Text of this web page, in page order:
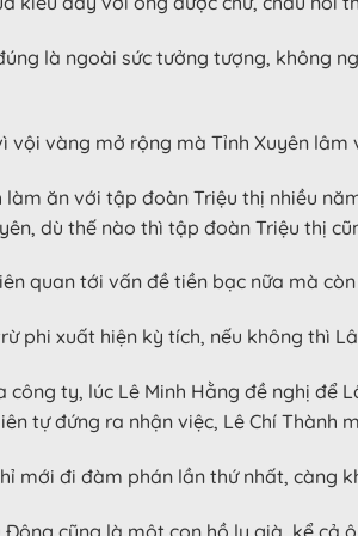
là ngoài sức tưởng tượng, không
vội vàng mở rộng mà Tỉnh Xuyên
làm ăn với tập đoàn Triệu thị nhiều
dù thế nào thì tập đoàn Triệu thị
quan tới vấn đề tiền bạc nữa mà
phi xuất hiện kỳ tích, nếu không thì
công ty, lúc Lê Minh Hằng đề nghị
tự đứng ra nhận việc, Lê Chí Thành
mới đi đàm phán lần thứ nhất, càng
Đông cũng là một con hồ ly già, kể